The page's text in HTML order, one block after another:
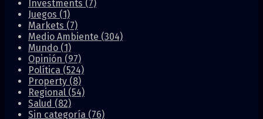
Investments (7)
Juegos (1)
Markets (7)
Medio Ambiente (304)
Mundo (1)
Opinión (97)
Política (524)
Property (8)
Regional (54)
Salud (82)
Sin categoría (76)